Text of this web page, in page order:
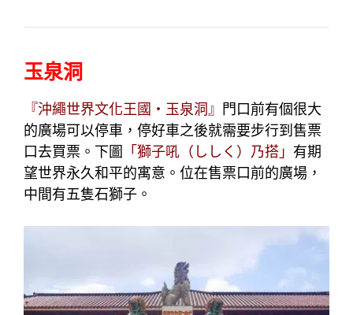
玉泉洞
『沖繩世界文化王國‧玉泉洞』 門口前有個很大
的廣場可以停車，停好車之後就需要步行到售票
口去買票。下圖 「獅子吼（ししく）乃搭 」 有期
望世界永久和平的寓意。位在售票口前的廣場，
中間有五隻石獅子。